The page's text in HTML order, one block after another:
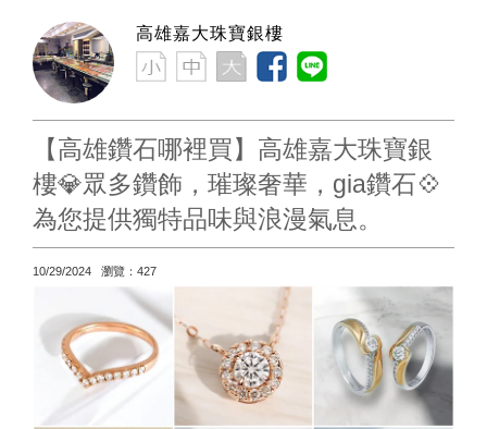
高雄嘉大珠寶銀樓
【高雄鑽石哪裡買】高雄嘉大珠寶銀
樓💎眾多鑽飾，璀璨奢華，gia鑽石💠
為您提供獨特品味與浪漫氣息。
10/29/2024 瀏覽：427